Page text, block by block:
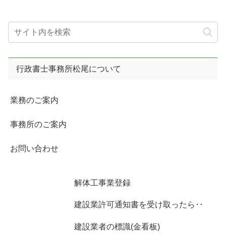
行政書士事務所松尾について
業務のご案内
事務所のご案内
お問い合わせ
解体工事業登録
建設業許可通知書を受け取ったら‥
建設業者の標識(金看板)